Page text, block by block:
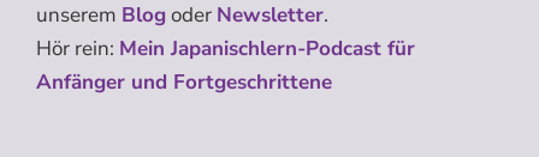
unserem Blogoder Newsletter.
Hör rein: Mein Japanischlern-Podcast für
Anfänger und Fortgeschrittene